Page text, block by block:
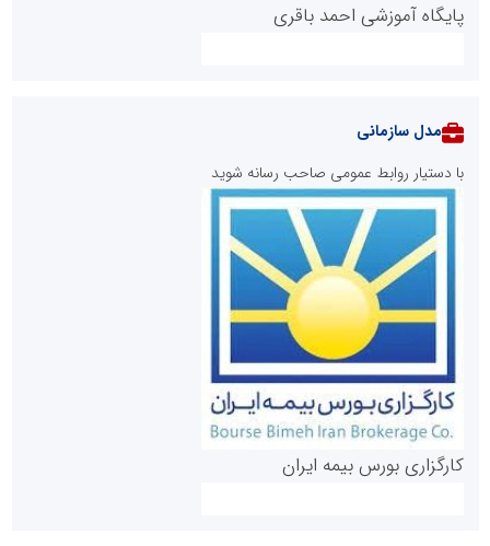
پایگاه آموزشی احمد باقری
روابط عمومی خبرگزاری گزارش خبر
مدل سازمانی
با دستیار روابط عمومی صاحب رسانه شوید
کارگزاری بورس بیمه ایران